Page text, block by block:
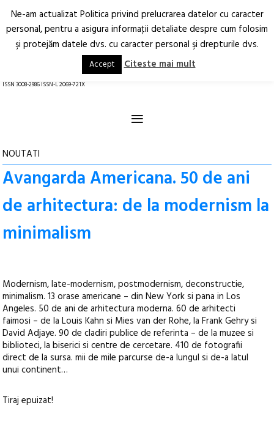
Arhitectură.
Oraș.
RO EN
ISSN 3008-2986 ISSN-L 2069-721X
≡
NOUTATI
Avangarda Americana. 50 de ani
de arhitectura: de la modernism la
minimalism
Modernism, late-modernism, postmodernism, deconstructie,
minimalism. 13 orase americane – din New York si pana in Los
Angeles. 50 de ani de arhitectura moderna. 60 de arhitecti
faimosi – de la Louis Kahn si Mies van der Rohe, la Frank Gehry si
David Adjaye. 90 de cladiri publice de referinta – de la muzee si
biblioteci, la biserici si centre de cercetare. 410 de fotografii
direct de la sursa. mii de mile parcurse de-a lungul si de-a latul
unui continent…
Tiraj epuizat!
Ne-am actualizat Politica privind prelucrarea datelor cu caracter
personal, pentru a asigura informaţii detaliate despre cum folosim
şi protejăm datele dvs. cu caracter personal şi drepturile dvs.
Accept Citeste mai mult